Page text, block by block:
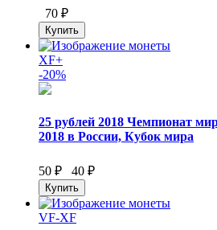
70 ₽
XF+
-20%
25 рублей 2018 Чемпионат
2018 в России, Кубок мира
50 ₽ 40 ₽
VF-XF